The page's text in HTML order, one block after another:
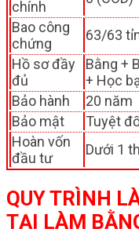
chính
Bao công
chứng
63/63
Hồ sơ đầy
đủ
Bằng +
+ Học
Bảo hành
20 năm
Bảo mật
Tuyệt
Hoàn vốn
đầu tư
Dưới 1
QUY TRÌNH
TẠI LÀM